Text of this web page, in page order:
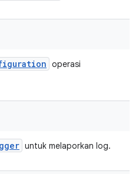
operasi
untuk melaporkan log.